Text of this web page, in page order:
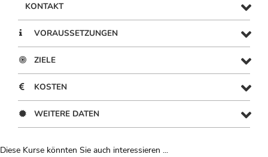
KONTAKT
VORAUSSETZUNGEN
ZIELE
KOSTEN
WEITERE DATEN
Diese Kurse könnten Sie auch interessieren ...